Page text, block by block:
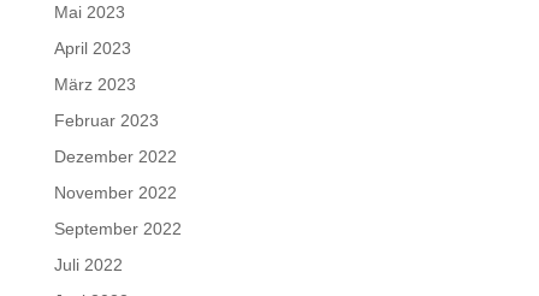
Mai 2023
April 2023
März 2023
Februar 2023
Dezember 2022
November 2022
September 2022
Juli 2022